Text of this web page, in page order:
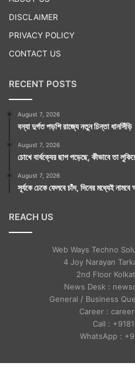
DISCLAIMER
PRIVACY POLICY
CONTACT US
RECENT POSTS
August 7, 2026
বন্যা দুর্গত পড়শি রাজ্যে নতুন চিন্তা ধানসিঁড়ি
August 7, 2026
চোখে বার্ধক্যের ছাপ পড়েছে, কীভাবে তা
August 7, 2026
সূর্যকে ঢেকে ফেলবে চাঁদ, দিনের মধ্যেই
REACH US
Web Ways Techno
4 Joy Narayan
2nd Floor
News Desk :
General / Business
Career :
Call :
WhatsApp :